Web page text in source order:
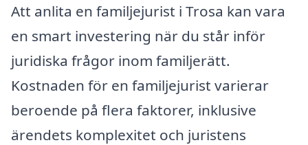
Att anlita en familjejurist i Trosa kan vara
en smart investering när du står inför
juridiska frågor inom familjerätt.
Kostnaden för en familjejurist varierar
beroende på flera faktorer, inklusive
ärendets komplexitet och juristens